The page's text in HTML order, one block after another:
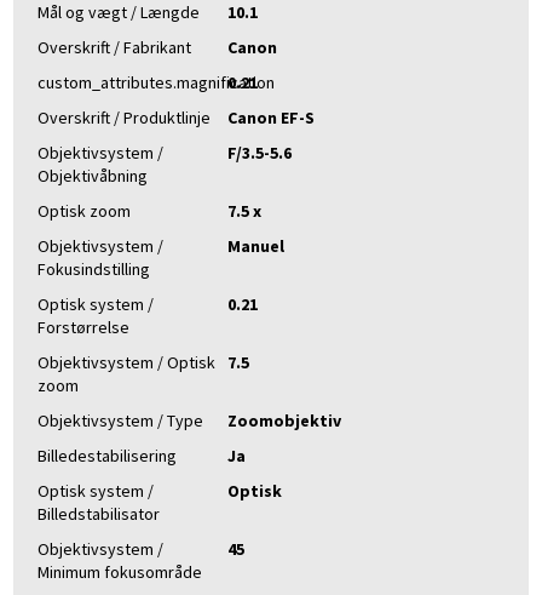
Mål og vægt / Længde
10.1
Overskrift / Fabrikant
Canon
custom_attributes.magnification
0.21
Overskrift / Produktlinje
Canon EF-S
Objektivsystem /
Objektivåbning
F/3.5-5.6
Optisk zoom
7.5 x
Objektivsystem /
Fokusindstilling
Manuel
Optisk system /
Forstørrelse
0.21
Objektivsystem / Optisk
zoom
7.5
Objektivsystem / Type
Zoomobjektiv
Billedestabilisering
Ja
Optisk system /
Billedstabilisator
Optisk
Objektivsystem /
Minimum fokusområde
45